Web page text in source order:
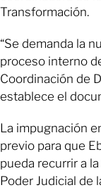
Transformación.
“Se demanda la
proceso interno
Coordinación de
establece el
La impugnación
previo para que
pueda recurrir a
Poder Judicial de